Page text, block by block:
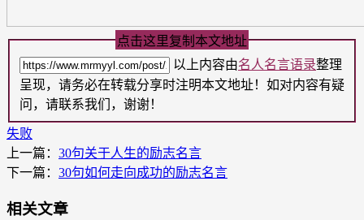
点击这里复制本文地址
以上内容由名人名言语录整理
呈现，请务必在转载分享时注明本文地址！如对内容有疑
问，请联系我们，谢谢！
失败
上一篇： 30句关于人生的励志名言
下一篇： 30句如何走向成功的励志名言
相关文章